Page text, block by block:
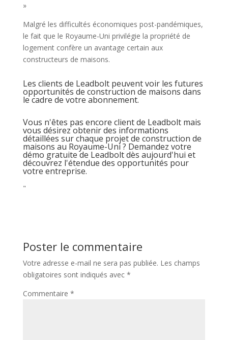
»
Malgré les difficultés économiques post-pandémiques,
le fait que le Royaume-Uni privilégie la propriété de
logement confère un avantage certain aux
constructeurs de maisons.
Les clients de Leadbolt peuvent voir les futures
opportunités de construction de maisons dans
le cadre de votre abonnement.
Vous n'êtes pas encore client de Leadbolt mais
vous désirez obtenir des informations
détaillées sur chaque projet de construction de
maisons au Royaume-Uni ? Demandez votre
démo gratuite de Leadbolt dès aujourd'hui et
découvrez l'étendue des opportunités pour
votre entreprise.
"
Poster le commentaire
Votre adresse e-mail ne sera pas publiée. Les champs
obligatoires sont indiqués avec *
Commentaire *